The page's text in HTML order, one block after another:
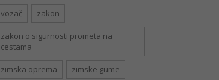
vozač zakon
zakon o sigurnosti prometa na
cestama
zimska oprema zimske gume